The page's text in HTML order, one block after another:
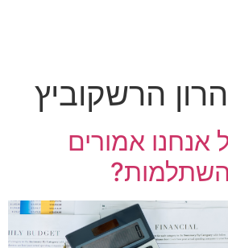
הרשקוביץ
אנחנו אמורים
השתלמות?